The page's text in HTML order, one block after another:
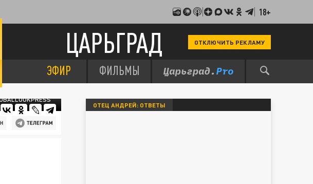
18+
ЦАРЬГРАД ОТКЛЮЧИТЬ РЕКЛАМУ
ЭФИР ФИЛЬМЫ
ОТЕЦ АНДРЕЙ: ОТВЕТЫ